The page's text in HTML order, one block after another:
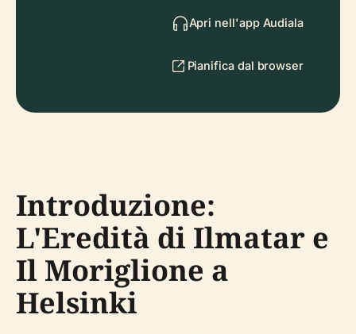
Apri nell'app Audiala
Pianifica dal browser
Introduzione:
L'Eredità di Ilmatar e
Il Moriglione a
Helsinki